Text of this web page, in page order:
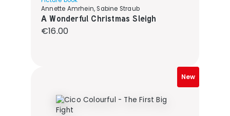
Annette Amrhein, Sabine Straub
A Wonderful Christmas Sleigh
Regular price:
€16.00
New